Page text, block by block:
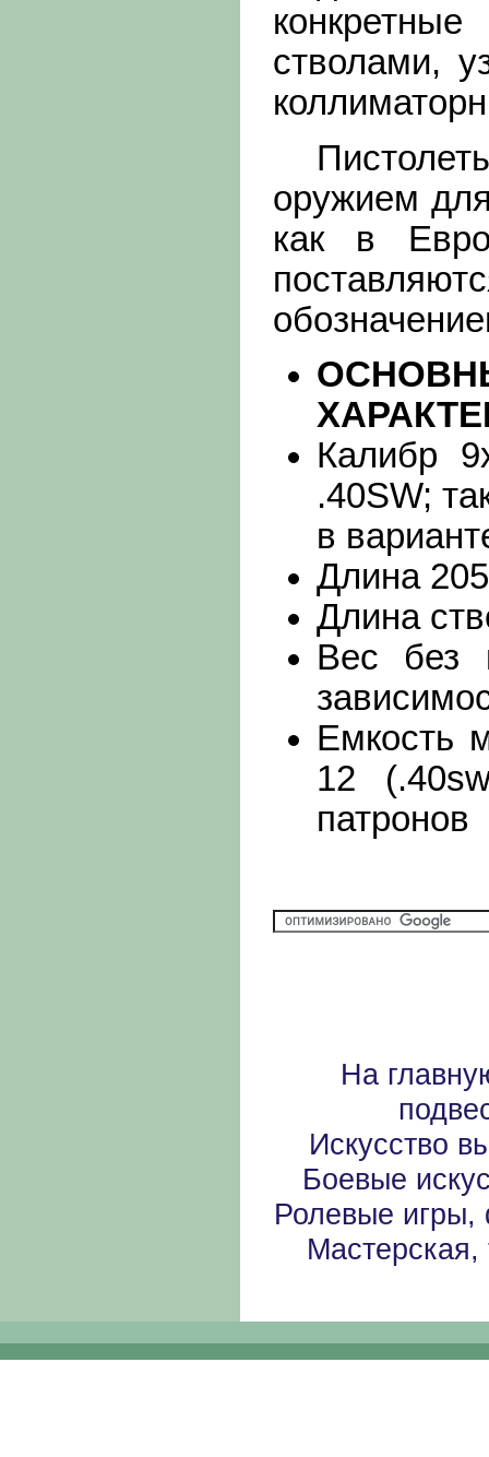
стволами,
оружием
как в
Калибр
.40SW;
в
Длина
Длина
Вес без
Емкость
12
патронов
На
Искусство
Боевые
Ролевые игры,
Мастерская,